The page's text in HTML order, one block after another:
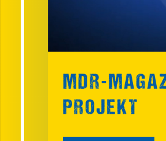
MDR-
PROJEKT